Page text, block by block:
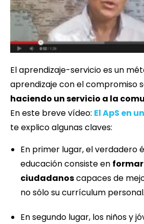
El aprendizaje-servicio es un
aprendizaje con el compromiso
haciendo un servicio a la
En este breve vídeo: El ApS en
te explico algunas claves:
En primer lugar, el verdadero
educación consiste en
ciudadanoscapaces de
no sólo su currículum personal.
En segundo lugar, los niños y